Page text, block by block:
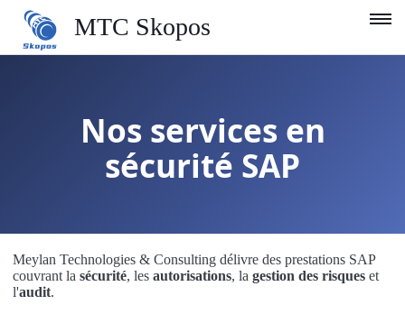
MTC Skopos
Entreprise
Français
Nos services en
sécurité SAP
Meylan Technologies & Consulting délivre des prestations SAP
couvrant la sécurité, les autorisations, la gestion des risqueset
l'audit.